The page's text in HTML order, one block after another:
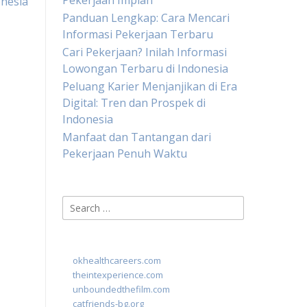
Panduan Lengkap: Cara Mencari
Informasi Pekerjaan Terbaru
Cari Pekerjaan? Inilah Informasi
Lowongan Terbaru di Indonesia
Peluang Karier Menjanjikan di Era
Digital: Tren dan Prospek di
Indonesia
Manfaat dan Tantangan dari
Pekerjaan Penuh Waktu
Search
for:
okhealthcareers.com
theintexperience.com
unboundedthefilm.com
catfriends-bg.org